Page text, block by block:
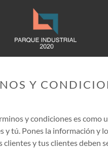
Y
y condiciones es como
y tú. Pones la información y
clientes y tus clientes deben